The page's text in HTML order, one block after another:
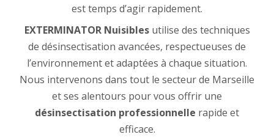
est temps d’agir rapidement.
EXTERMINATOR Nuisiblesutilise des techniques
de désinsectisation avancées, respectueuses de
l’environnement et adaptées à chaque situation.
Nous intervenons dans tout le secteur de Marseille
et ses alentours pour vous offrir une
désinsectisation professionnelle rapide et
efficace.